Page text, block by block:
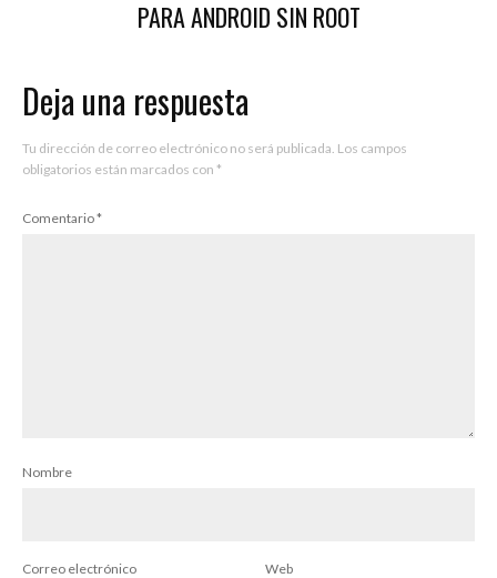
PARA ANDROID SIN ROOT
Deja una respuesta
Tu dirección de correo electrónico no será publicada. Los campos
obligatorios están marcados con *
Comentario*
Nombre
Correo electrónico Web